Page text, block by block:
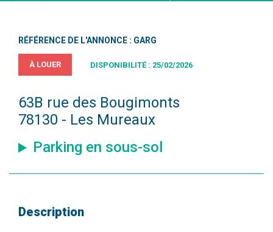
RÉFÉRENCE DE L'ANNONCE : GARG
À LOUER DISPONIBILITÉ : 25/02/2026
63B rue des Bougimonts
78130 - Les Mureaux
Parking en sous-sol
Description